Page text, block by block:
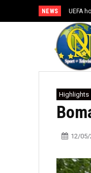
NEWS UEFA
Highlights
12/05/